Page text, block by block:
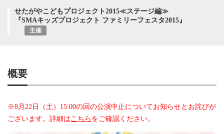
せたがやこどもプロジェクト2015≪ステージ編≫
『SMAキッズプロジェクト ファミリーフェスタ2015』
主催
概要
※8月22日（土）15:00の回の公演中止についてお知らせとお詫びが
ございます。詳細はこちら をご確認ください。